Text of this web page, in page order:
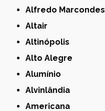
Alfredo Marcondes
Altair
Altinópolis
Alto Alegre
Alumínio
Alvinlândia
Americana